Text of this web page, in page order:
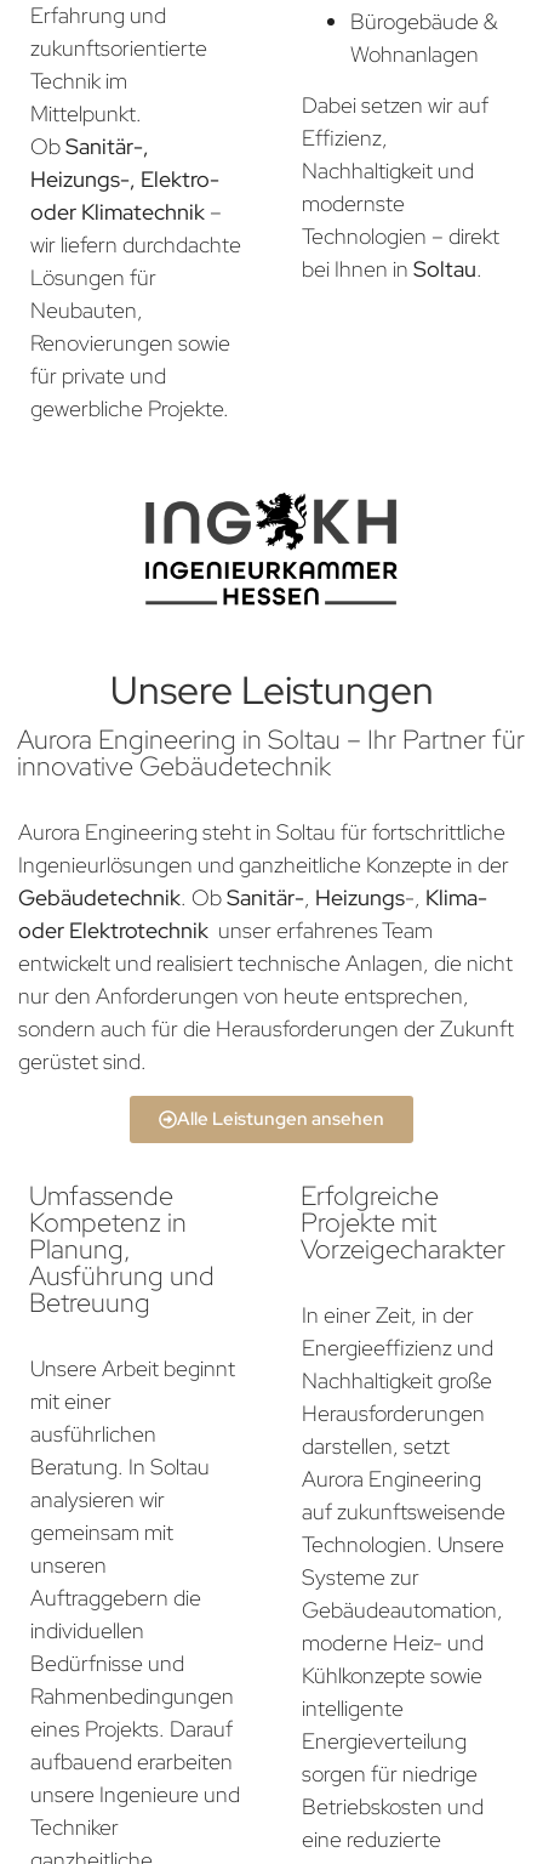
Erfahrung und
zukunftsorientierte
Technik im
Mittelpunkt.
ObSanitär-,
Heizungs-, Elektro-
oder Klimatechnik –
wir liefern durchdachte
Lösungen für
Neubauten,
Renovierungen sowie
für private und
gewerbliche Projekte.
Bürogebäude &
Wohnanlagen
Dabei setzen wir auf
Effizienz,
Nachhaltigkeit und
modernste
Technologien – direkt
bei Ihnen in Soltau.
Unsere Leistungen
Aurora Engineering in Soltau – Ihr Partner für
innovative Gebäudetechnik
Aurora Engineering steht in Soltau für fortschrittliche
Ingenieurlösungen und ganzheitliche Konzepte in der
Gebäudetechnik. ObSanitär-, Heizungs-, Klima-
oder Elektrotechnik unser erfahrenes Team
entwickelt und realisiert technische Anlagen, die nicht
nur den Anforderungen von heute entsprechen,
sondern auch für die Herausforderungen der Zukunft
gerüstet sind.
Alle Leistungen ansehen
Umfassende
Kompetenz in
Planung,
Ausführung und
Betreuung
Unsere Arbeit beginnt
mit einer
ausführlichen
Beratung. In Soltau
analysieren wir
gemeinsam mit
unseren
Auftraggebern die
individuellen
Bedürfnisse und
Rahmenbedingungen
eines Projekts. Darauf
aufbauend erarbeiten
unsere Ingenieure und
Techniker
Erfolgreiche
Projekte mit
Vorzeigecharakter
In einer Zeit, in der
Energieeffizienz und
Nachhaltigkeit große
Herausforderungen
darstellen, setzt
Aurora Engineering
auf zukunftsweisende
Technologien. Unsere
Systeme zur
Gebäudeautomation,
moderne Heiz- und
Kühlkonzepte sowie
intelligente
Energieverteilung
sorgen für niedrige
Betriebskosten und
eine reduzierte